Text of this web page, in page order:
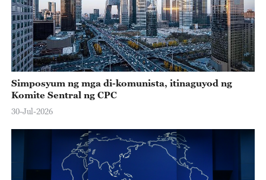
Simposyum ng mga di-komunista, itinaguyod ng
Komite Sentral ng CPC
30-Jul-2026